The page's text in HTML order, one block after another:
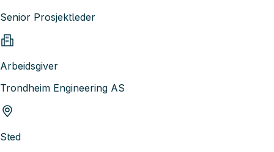
Senior Prosjektleder
Arbeidsgiver
Trondheim Engineering AS
Sted